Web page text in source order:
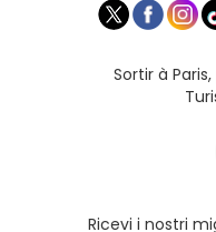
Sortir à
Ricevi i nostri